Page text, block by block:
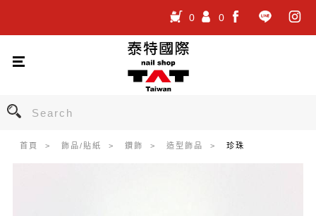
0
0
首頁 飾品/貼紙 鑽飾 造型飾品 珍珠